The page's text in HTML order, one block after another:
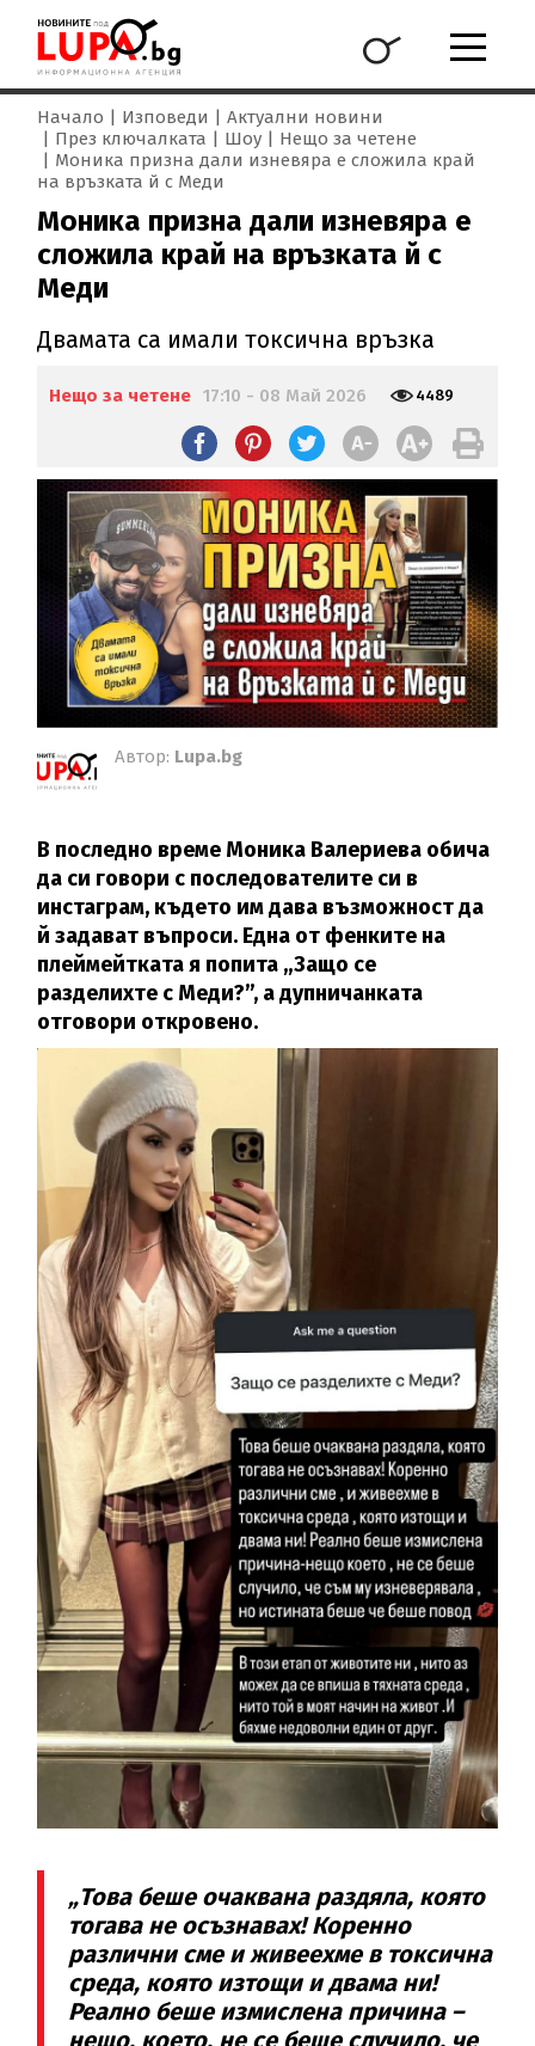
Начало Изповеди
Актуални новини
През ключалката
Шоу
Нещо за четене
Моника призна дали изневяра е сложила край
на връзката й с Меди
Моника призна дали изневяра е
сложила край на връзката й с
Меди
Двамата са имали токсична връзка
Нещо за четене 17:10 - 08 Май 2026 4489
Автор: Lupa.bg
В последно време Моника Валериева обича
да си говори с последователите си в
инстаграм, където им дава възможност да
й задават въпроси. Една от фенките на
плеймейтката я попита „Защо се
разделихте с Меди?”, а дупничанката
отговори откровено.
„Това беше очаквана раздяла, която
тогава не осъзнавах! Коренно
различни сме и живеехме в токсична
среда, която изтощи и двама ни!
Реално беше измислена причина –
нещо, което, не се беше случило, че